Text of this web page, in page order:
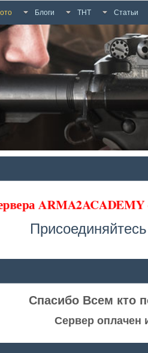
Блоги ТНТ Статьи
Спасибо Всем кто
Сервер оплачен